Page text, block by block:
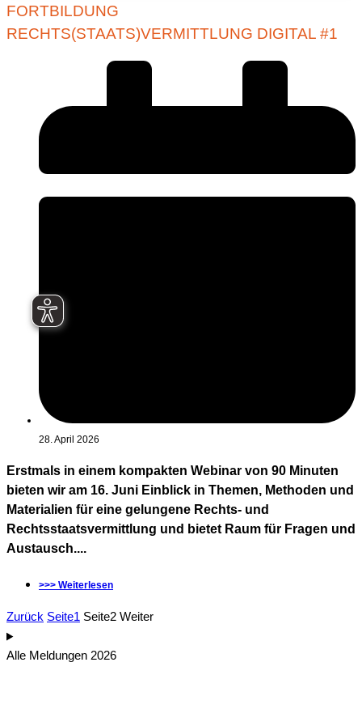
FORTBILDUNG
RECHTS(STAATS)VERMITTLUNG DIGITAL #1
28. April 2026
Erstmals in einem kompakten Webinar von 90 Minuten
bieten wir am 16. Juni Einblick in Themen, Methoden und
Materialien für eine gelungene Rechts- und
Rechtsstaatsvermittlung und bietet Raum für Fragen und
Austausch....
>>> Weiterlesen
Zurück Seite1 Seite2 Weiter
Alle Meldungen 2026